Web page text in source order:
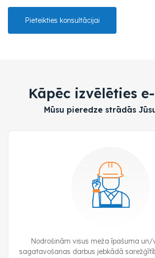
Pieteikties konsultācijai
Kāpēc izvēlēties
Mūsu pieredze strādās
Nodrošinām visus meža īpašuma
sagatavošanas darbus jebkādā